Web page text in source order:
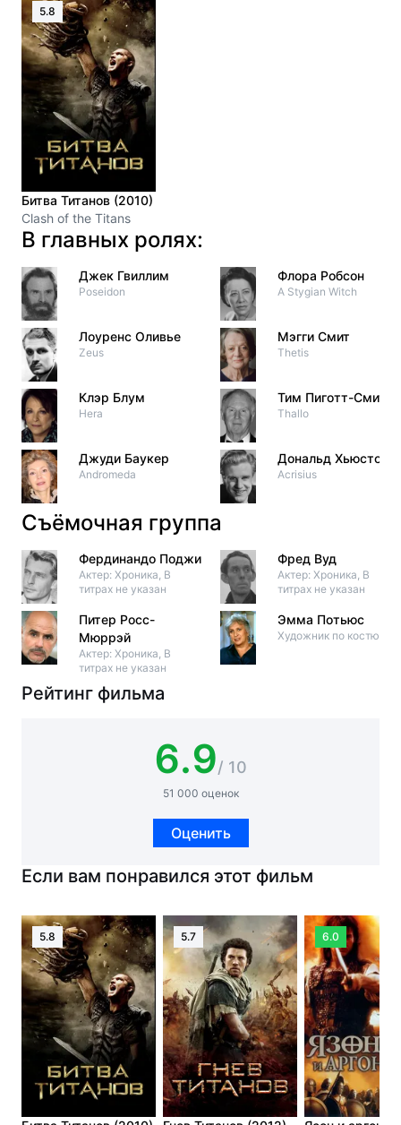
5.8
Битва Титанов (2010)
Clash of the Titans
В главных ролях:
Джек Гвиллим
Poseidon
Лоуренс Оливье
Zeus
Клэр Блум
Hera
Джуди Баукер
Andromeda
Флора Робсон
A Stygian Witch
Мэгги Смит
Thetis
Тим Пиготт-Смит
Thallo
Дональд Хьюстон
Acrisius
Съёмочная группа
Фердинандо Поджи
Актер: Хроника, В
титрах не указан
Питер Росс-
Мюррэй
Актер: Хроника, В
титрах не указан
Фред Вуд
Актер: Хроника, В
титрах не указан
Эмма Потьюс
Художник по костюмам
Рейтинг фильма
6.9/ 10
51 000 оценок
Оценить
Если вам понравился этот фильм
5.8 5.7 6.0